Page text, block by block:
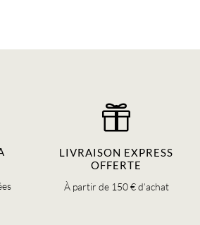

LIVRAISON EXPRESS
OFFERTE
À partir de 150 € d’achat